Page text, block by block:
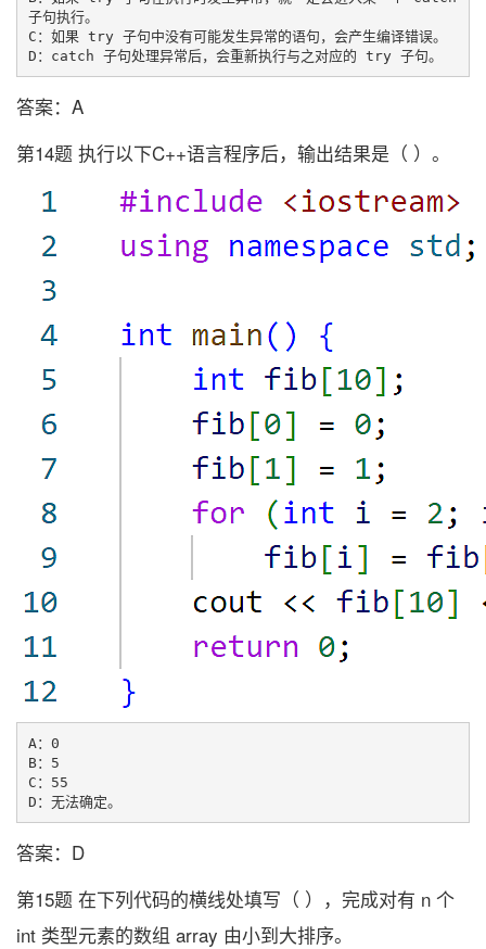
子句执行。
C：如果 try 子句中没有可能发生异常的语句，会产生编译错误。
答案：A
第14题 执行以下C++语言程序后，输出结果是（ ）。
A：0
B：5
C：55
答案：D
第15题 在下列代码的横线处填写（ ），完成对有 n 个
int 类型元素的数组 array 由小到大排序。